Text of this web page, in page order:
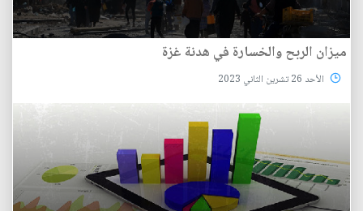
ميزان الربح والخسارة في هدنة غزة
الأحد 26 تشرين الثاني 2023